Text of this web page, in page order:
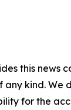
this news
kind. We
for the